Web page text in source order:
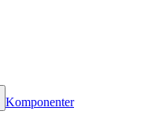
Komponenter